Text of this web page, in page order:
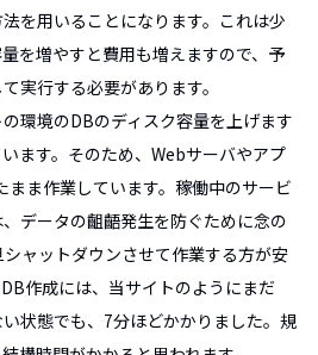
を用いることになります。これは少
を増やすと費用も増えますので、予
実行する必要があります。
環境のDBのディスク容量を上げます
ます。そのため、Webサーバやアプ
まま作業しています。稼働中のサービ
データの齟齬発生を防ぐために念の
ャットダウンさせて作業する方が安
作成には、当サイトのようにまだ
状態でも、7分ほどかかりました。規